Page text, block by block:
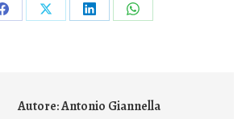
CondividiCondividiCondividiCondividi
Autore:Antonio Giannella